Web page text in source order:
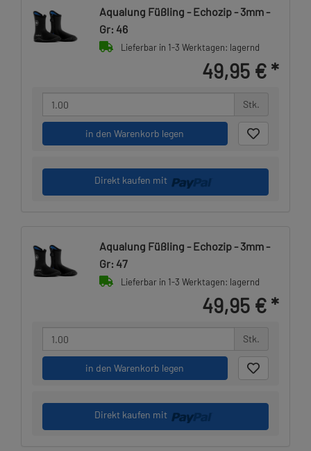
Aqualung Füßling - Echozip - 3mm -
Gr: 46
Lieferbar in 1-3 Werktagen: lagernd
49,95 € *
Stk.
in den Warenkorb legen
Direkt kaufen mit
Aqualung Füßling - Echozip - 3mm -
Gr: 47
Lieferbar in 1-3 Werktagen: lagernd
49,95 € *
Stk.
in den Warenkorb legen
Direkt kaufen mit